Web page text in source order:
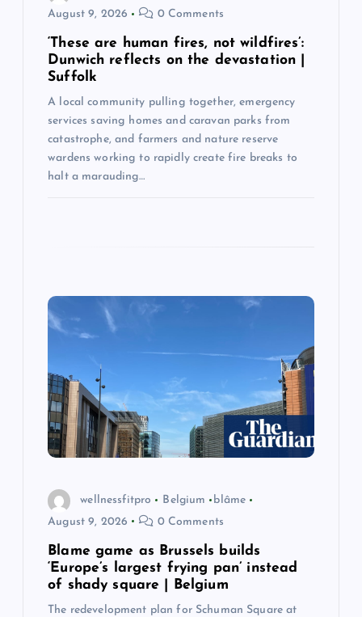
August 9, 2026 0 Comments
‘These are human fires, not wildfires’:
Dunwich reflects on the devastation |
Suffolk
A local community pulling together, emergency
services saving homes and caravan parks from
catastrophe, and farmers and nature reserve
wardens working to rapidly create fire breaks to
halt a marauding…
wellnessfitpro Belgium
blâme
August 9, 2026
0 Comments
Blame game as Brussels builds
‘Europe’s largest frying pan’ instead
of shady square | Belgium
The redevelopment plan for Schuman Square at